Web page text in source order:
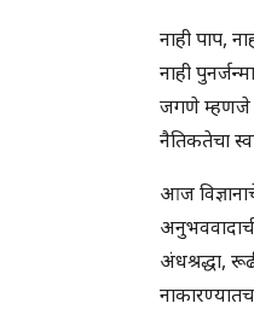
नाही पाप,
नाही
जगणे म्हणजे
नैतिकतेचा
आज
अंधश्रद्धा,
नाकारण्यातच